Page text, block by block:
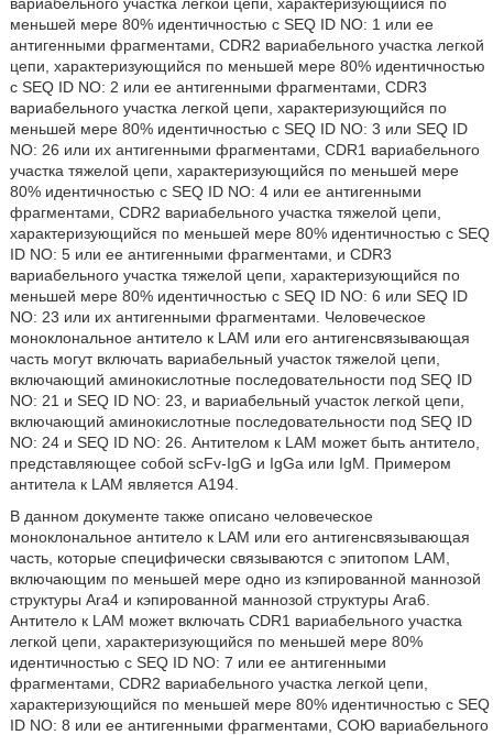
меньшей мере 80% идентичностью с SEQ ID NO: 1 или ее
антигенными фрагментами, CDR2 вариабельного участка легкой
цепи, характеризующийся по меньшей мере 80% идентичностью
с SEQ ID NO: 2 или ее антигенными фрагментами, CDR3
вариабельного участка легкой цепи, характеризующийся по
меньшей мере 80% идентичностью с SEQ ID NO: 3 или SEQ ID
NO: 26 или их антигенными фрагментами, CDR1 вариабельного
участка тяжелой цепи, характеризующийся по меньшей мере
80% идентичностью с SEQ ID NO: 4 или ее антигенными
фрагментами, CDR2 вариабельного участка тяжелой цепи,
характеризующийся по меньшей мере 80% идентичностью с SEQ
ID NO: 5 или ее антигенными фрагментами, и CDR3
вариабельного участка тяжелой цепи, характеризующийся по
меньшей мере 80% идентичностью с SEQ ID NO: 6 или SEQ ID
NO: 23 или их антигенными фрагментами. Человеческое
моноклональное антитело к LAM или его антигенсвязывающая
часть могут включать вариабельный участок тяжелой цепи,
включающий аминокислотные последовательности под SEQ ID
NO: 21 и SEQ ID NO: 23, и вариабельный участок легкой цепи,
включающий аминокислотные последовательности под SEQ ID
NO: 24 и SEQ ID NO: 26. Антителом к LAM может быть антитело,
представляющее собой scFv-IgG и IgGa или IgM. Примером
антитела к LAM является А194.
В данном документе также описано человеческое
моноклональное антитело к LAM или его антигенсвязывающая
часть, которые специфически связываются с эпитопом LAM,
включающим по меньшей мере одно из кэпированной маннозой
структуры Ara4 и кэпированной маннозой структуры Ara6.
Антитело к LAM может включать CDR1 вариабельного участка
легкой цепи, характеризующийся по меньшей мере 80%
идентичностью с SEQ ID NO: 7 или ее антигенными
фрагментами, CDR2 вариабельного участка легкой цепи,
характеризующийся по меньшей мере 80% идентичностью с SEQ
ID NO: 8 или ее антигенными фрагментами, СОЮ вариабельного